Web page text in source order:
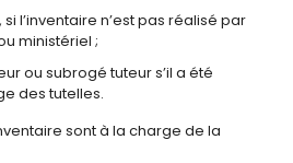
l’inventaire n’est pas réalisé par
ministériel ;
ou subrogé tuteur s’il a été
des tutelles.
sont à la charge de la